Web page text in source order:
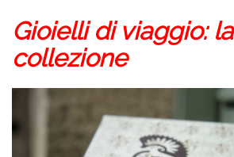
Gioielli di viaggio: la
collezione